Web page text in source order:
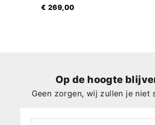
€ 269,00
Op de hoogte
Geen zorgen, wij zullen je niet